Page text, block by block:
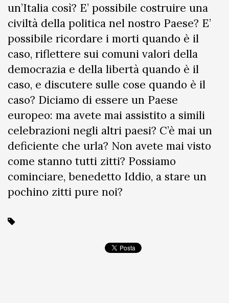
un’Italia così? E’ possibile costruire una
civiltà della politica nel nostro Paese? E’
possibile ricordare i morti quando è il
caso, riflettere sui comuni valori della
democrazia e della libertà quando è il
caso, e discutere sulle cose quando è il
caso? Diciamo di essere un Paese
europeo: ma avete mai assistito a simili
celebrazioni negli altri paesi? C’è mai un
deficiente che urla? Non avete mai visto
come stanno tutti zitti? Possiamo
cominciare, benedetto Iddio, a stare un
pochino zitti pure noi?